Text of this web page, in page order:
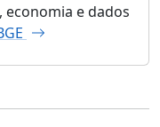
economia e dados